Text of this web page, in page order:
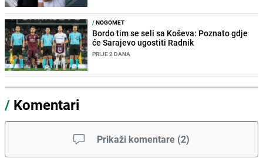
/NOGOMET
Bordo tim se seli sa Koševa: Poznato gdje
će Sarajevo ugostiti Radnik
PRIJE 2 DANA
/ Komentari
Prikaži komentare (2)